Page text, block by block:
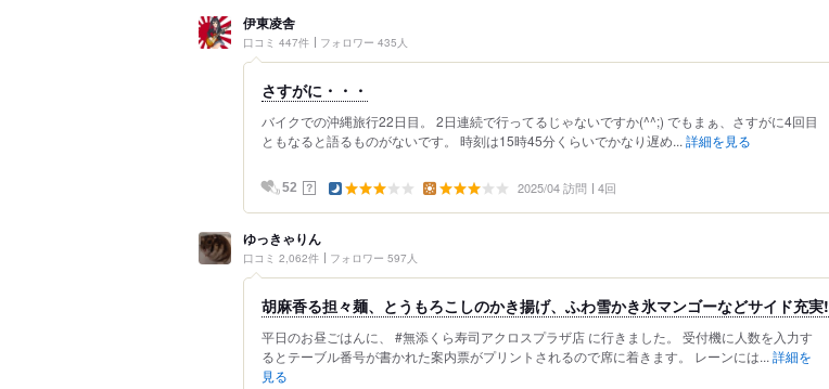
伊東凌舎
口コミ 447件 フォロワー 435人
さすがに・・・
バイクでの沖縄旅行22日目。 2日連続で行ってるじゃないですか(^^;) でもまぁ、さすがに4回目
ともなると語るものがないです。 時刻は15時45分くらいでかなり遅め... 詳細を見る
52 ？ 2025/04 訪問 4回
ゆっきゃりん
口コミ 2,062件 フォロワー 597人
胡麻香る担々麺、とうもろこしのかき揚げ、ふわ雪かき氷マンゴーなどサイド充実!
平日のお昼ごはんに、 #無添くら寿司アクロスプラザ店 に行きました。 受付機に人数を入力す
るとテーブル番号が書かれた案内票がプリントされるので席に着きます。 レーンには... 詳細を
見る